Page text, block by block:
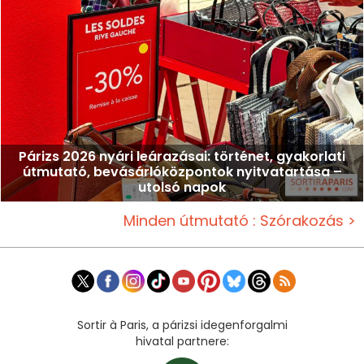
Párizs 2026 nyári leárazásai: történet, gyakorlati
útmutató, bevásárlóközpontok nyitvatartása –
utolsó napok
Minden útmutató : Szórakozás >
Sortir à Paris, a párizsi idegenforgalmi
hivatal partnere: